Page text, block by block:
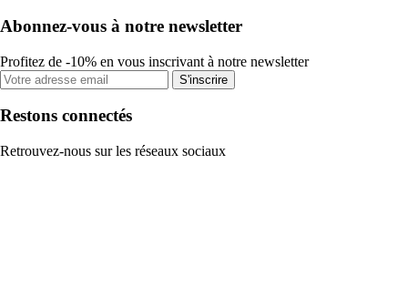
Abonnez-vous à notre newsletter
Profitez de -10% en vous inscrivant à notre newsletter
S'inscrire
Restons connectés
Retrouvez-nous sur les réseaux sociaux